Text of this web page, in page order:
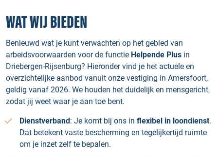
WAT WIJ BIEDEN
Benieuwd wat je kunt verwachten op het gebied van
arbeidsvoorwaarden voor de functie Helpende Plus in
Driebergen-Rijsenburg? Hieronder vind je het actuele en
overzichtelijke aanbod vanuit onze vestiging in Amersfoort,
geldig vanaf 2026. We houden het duidelijk en mensgericht,
zodat jij weet waar je aan toe bent.
Dienstverband: Je komt bij ons in flexibel in loondienst.
Dat betekent vaste bescherming en tegelijkertijd ruimte
om je inzet zelf te bepalen.